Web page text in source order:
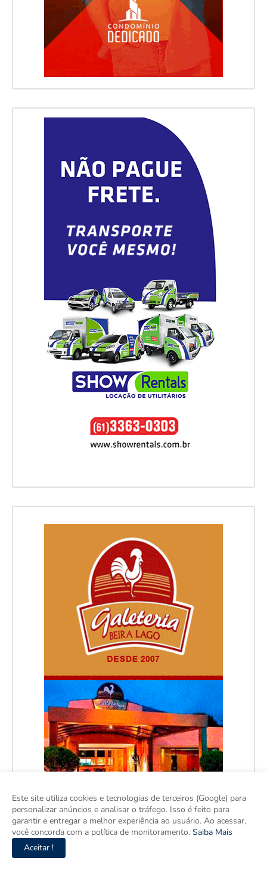
Este site utiliza cookies e tecnologias de terceiros (Google) para
personalizar anúncios e analisar o tráfego. Isso é feito para
garantir e entregar a melhor experiência ao usuário. Ao acessar,
você concorda com a política de monitoramento. Saiba Mais
Aceitar !